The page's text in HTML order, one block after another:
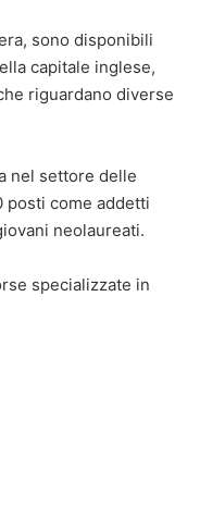
sono disponibili
capitale inglese,
riguardano diverse
nel settore delle
posti come addetti
neolaureati.
specializzate in